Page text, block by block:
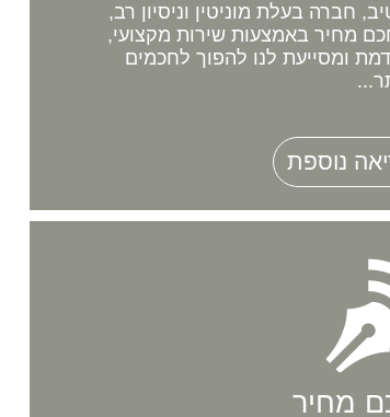
חברה בעלת מוניטין וניסיון רב,
מחיר באמצעות שירות מקצועי,
ומסייעת לנו להפוך לחכמים
נוספת
מחיר